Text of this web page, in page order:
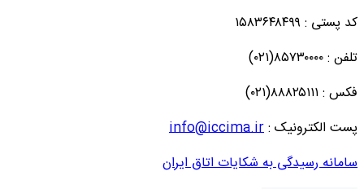
کد پستی : ۱۵۸۳۶۴۸۴۹۹
تلفن : ۸۵۷۳۰۰۰۰(۰۲۱)
فکس : ۸۸۸۲۵۱۱۱(۰۲۱)
پست الکترونیک :info@iccima.ir
سامانه رسیدگی به شکایات اتاق ایران